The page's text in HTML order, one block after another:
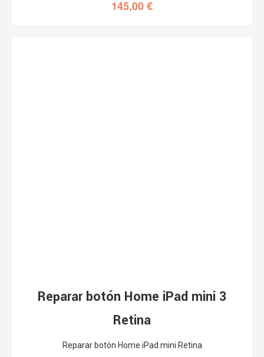
145,00€
Reparar botón Home iPad mini 3
Retina
Reparar botón Home iPad mini Retina